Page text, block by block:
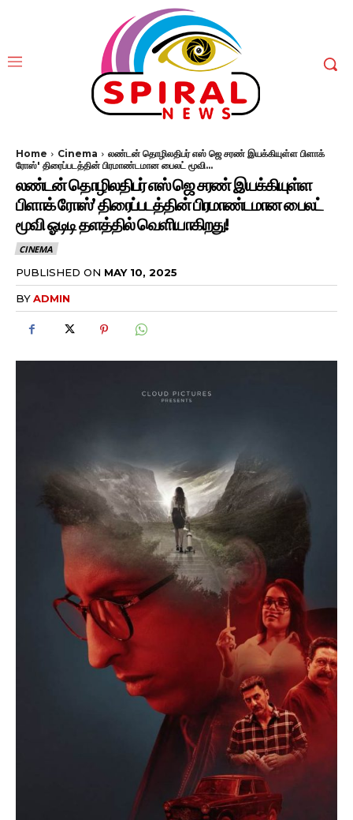
Home Cinema
லண்டன் தொழிலதிபர் எஸ் ஜெ சரண் இயக்கியுள்ள பிளாக்
ரோஸ்' திரைப்படத்தின் பிரமாண்டமான பைலட் மூவி...
லண்டன் தொழிலதிபர் எஸ் ஜெ சரண் இயக்கியுள்ள
பிளாக் ரோஸ்’ திரைப்படத்தின் பிரமாண்டமான பைலட்
மூவி ஓடிடி தளத்தில் வெளியாகிறது!
CINEMA
PUBLISHED ON MAY 10, 2025
BYADMIN